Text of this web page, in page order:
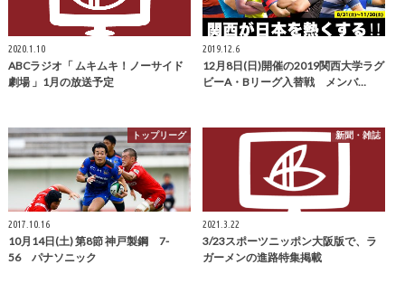
2020.1.10
ABCラジオ「 ムキムキ！ノーサイド
劇場 」1月の放送予定
2019.12.6
12月8日(日)開催の2019関西大学ラグ
ビーA・Bリーグ入替戦 メンバ…
トップリーグ
2017.10.16
10月14日(土) 第8節 神戸製鋼 7-
56 パナソニック
新聞・雑誌
2021.3.22
3/23スポーツニッポン大阪版で、ラ
ガーメンの進路特集掲載